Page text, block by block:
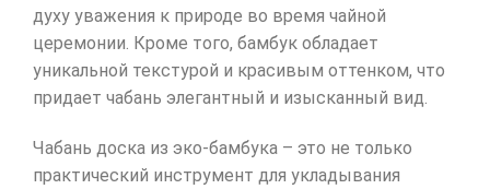
духу уважения к природе во время чайной
церемонии. Кроме того, бамбук обладает
уникальной текстурой и красивым оттенком, что
придает чабань элегантный и изысканный вид.
Чабань доска из эко-бамбука – это не только
практический инструмент для укладывания